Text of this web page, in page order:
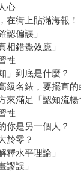
心
在街上貼滿海報！
認偏誤」
相錯覺效應」
性
」到底是什麼？
級名錶，要擺直的
來滿足「認知流暢
性
你是另一個人？
於零？
釋水平理論」
謬誤」